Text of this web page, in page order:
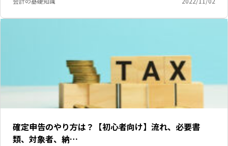
確定申告のやり方は？【初心者向け】流れ、必要書
類、対象者、納…